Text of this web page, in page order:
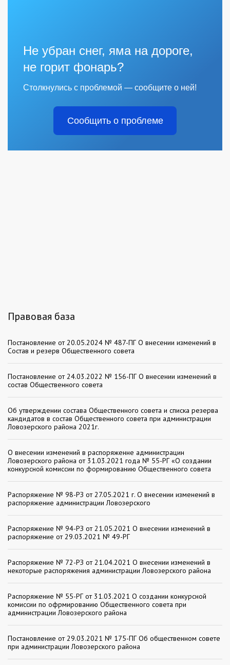
Не убран снег, яма на дороге,
не горит фонарь?
Столкнулись с проблемой — сообщите о ней!
Сообщить о проблеме
Правовая база
Постановление от 20.05.2024 № 487-ПГ О внесении изменений в
Состав и резерв Общественного совета
Постановление от 24.03.2022 № 156-ПГ О внесении изменений в
состав Общественного совета
Об утверждении состава Общественного совета и списка резерва
кандидатов в состав Общественного совета при администрации
Ловозерского района 2021г.
О внесении изменений в распоряженне администрацин
Ловозерского района от 31.03.2021 года № 55-РГ «О создании
конкурсной комиссии по формированию Общественного совета
Распоряжение № 98-РЗ от 27.05.2021 г. О внесении изменений в
распоряжение администрации Ловозерского
Распоряжение № 94-РЗ от 21.05.2021 О внесении изменений в
распоряжение от 29.03.2021 № 49-РГ
Распоряжение № 72-РЗ от 21.04.2021 О внесении изменений в
некоторые распоряжения администрации Ловозерского района
Распоряжение № 55-РГ от 31.03.2021 О создании конкурсной
комиссии по офрмированию Общественного совета при
администрации Ловозерского района
Постановление от 29.03.2021 № 175-ПГ Об общественном совете
при администрации Ловозерского района